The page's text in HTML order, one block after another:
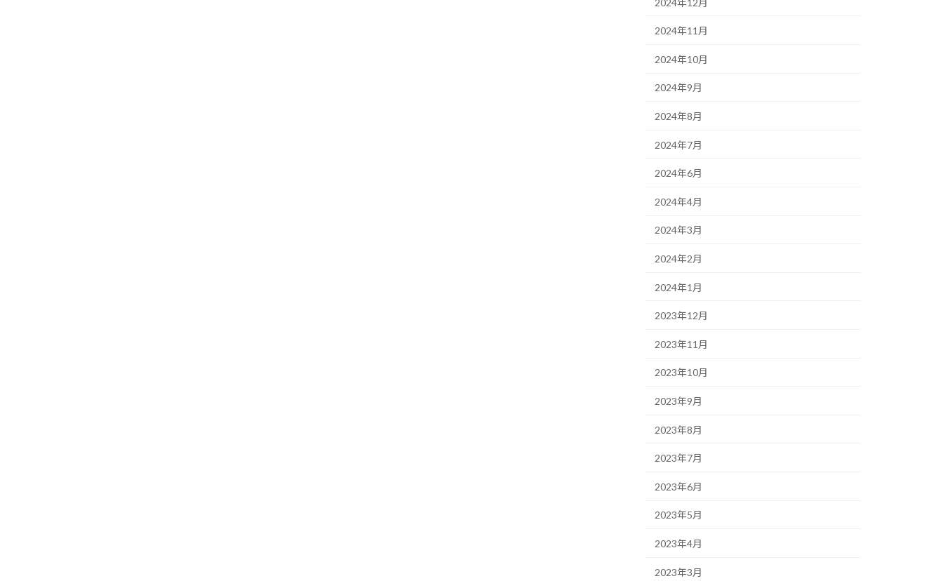
2024年11月
2024年10月
2024年9月
2024年8月
2024年7月
2024年6月
2024年4月
2024年3月
2024年2月
2024年1月
2023年12月
2023年11月
2023年10月
2023年9月
2023年8月
2023年7月
2023年6月
2023年5月
2023年4月
2023年3月